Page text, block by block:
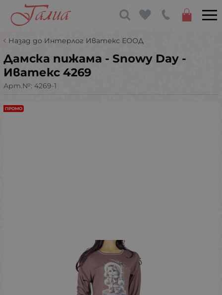
Назад до Интерлог Иватекс ЕООД
Дамска пижама - Snowy Day -
Иватекс 4269
Арт.№: 4269-1
ПРОМО